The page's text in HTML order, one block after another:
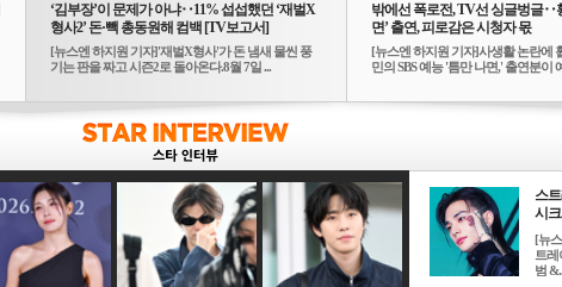
‘김부장’이 문제가 아냐‥11% 섭섭했던 ‘재벌X
형사2’ 돈·빽 총동원해 컴백 [TV보고서]
[뉴스엔 하지원 기자]'재벌X형사'가 돈 냄새 물씬 풍
기는 판을 짜고 시즌2로 돌아온다.8월 7일 ...
밖에선 폭로전, TV선 싱글벙글‥
면’ 출연, 피로감은 시청자 몫
[뉴스엔 하지원 기자]사생활 논란에
민의 SBS 예능 '틈만 나면,' 출연분이
스
시크
[뉴
트레
범 &..